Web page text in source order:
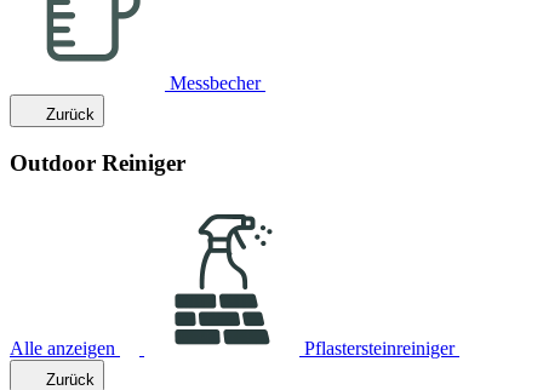
Messbecher
Zurück
Outdoor Reiniger
Alle anzeigen Pflastersteinreiniger
Zurück